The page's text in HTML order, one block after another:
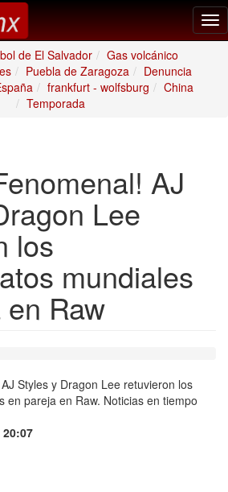
de El Salvador
Gas volcánico
Puebla de Zaragoza
Denuncia
frankfurt - wolfsburg
China
Temporada
AJ
Lee
los
mundiales
Raw
20:07